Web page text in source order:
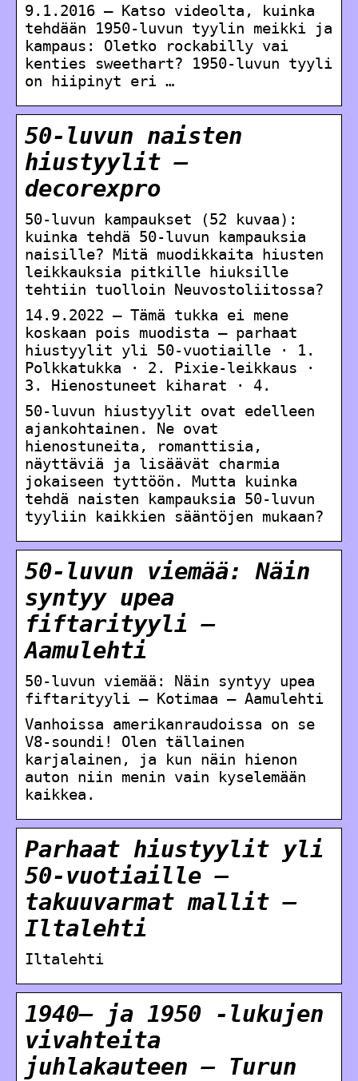
9.1.2016 — Katso videolta, kuinka
tehdään 1950-luvun tyylin meikki ja
kampaus: Oletko rockabilly vai
kenties sweethart? 1950-luvun tyyli
on hiipinyt eri …
50-luvun naisten
hiustyylit –
decorexpro
50-luvun kampaukset (52 kuvaa):
kuinka tehdä 50-luvun kampauksia
naisille? Mitä muodikkaita hiusten
leikkauksia pitkille hiuksille
tehtiin tuolloin Neuvostoliitossa?
14.9.2022 — Tämä tukka ei mene
koskaan pois muodista – parhaat
hiustyylit yli 50-vuotiaille · 1.
Polkkatukka · 2. Pixie-leikkaus ·
3. Hienostuneet kiharat · 4.
50-luvun hiustyylit ovat edelleen
ajankohtainen. Ne ovat
hienostuneita, romanttisia,
näyttäviä ja lisäävät charmia
jokaiseen tyttöön. Mutta kuinka
tehdä naisten kampauksia 50-luvun
tyyliin kaikkien sääntöjen mukaan?
50-luvun viemää: Näin
syntyy upea
fiftarityyli –
Aamulehti
50-luvun viemää: Näin syntyy upea
fiftarityyli – Kotimaa – Aamulehti
Vanhoissa amerikanraudoissa on se
V8-soundi! Olen tällainen
karjalainen, ja kun näin hienon
auton niin menin vain kyselemään
kaikkea.
Parhaat hiustyylit yli
50-vuotiaille –
takuuvarmat mallit –
Iltalehti
Iltalehti
1940– ja 1950 -lukujen
vivahteita
juhlakauteen – Turun